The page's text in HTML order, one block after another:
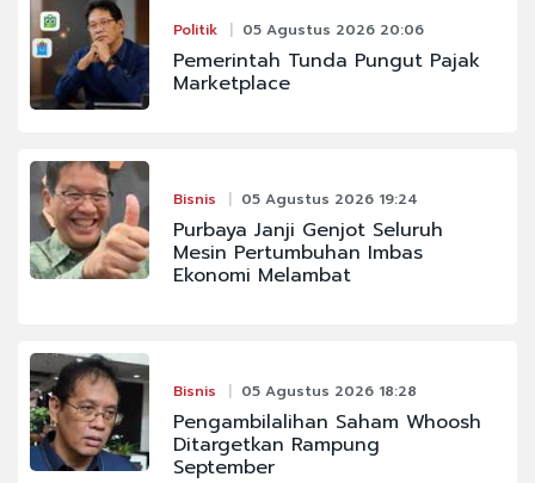
Politik 05 Agustus 2026 20:06
Pemerintah Tunda Pungut Pajak
Marketplace
Bisnis 05 Agustus 2026 19:24
Purbaya Janji Genjot Seluruh
Mesin Pertumbuhan Imbas
Ekonomi Melambat
Bisnis 05 Agustus 2026 18:28
Pengambilalihan Saham Whoosh
Ditargetkan Rampung
September